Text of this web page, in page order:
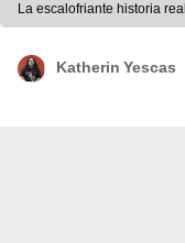
La escalofriante historia
Katherin Yescas